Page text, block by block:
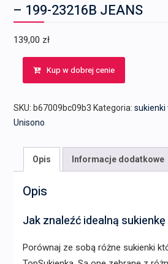
– 199-23216B JEANS
139,00 zł
Kup w dobrej cenie
SKU: b67009bc09b3 Kategoria: sukienki
Unisono
Opis Informacje dodatkowe
Opis
Jak znaleźć idealną
Porównaj ze sobą różne sukienki